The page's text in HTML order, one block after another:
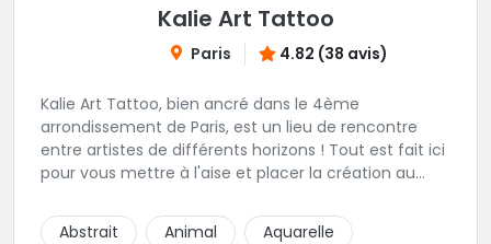
Kalie Art Tattoo
Paris 4.82 (38 avis)
Kalie Art Tattoo, bien ancré dans le 4ème
arrondissement de Paris, est un lieu de rencontre
entre artistes de différents horizons ! Tout est fait ici
pour vous mettre à l'aise et placer la création au
Abstrait
Animal
Aquarelle